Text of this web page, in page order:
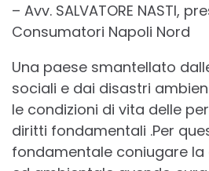
– Avv. SALVATORE NASTI,
Consumatori Napoli Nord
Una paese smantellato
sociali e dai disastri
le condizioni di vita delle
diritti fondamentali .Per
fondamentale coniugare la